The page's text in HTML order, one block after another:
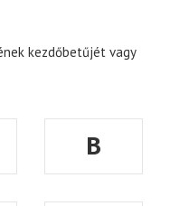
kezdőbetűjét vagy
B